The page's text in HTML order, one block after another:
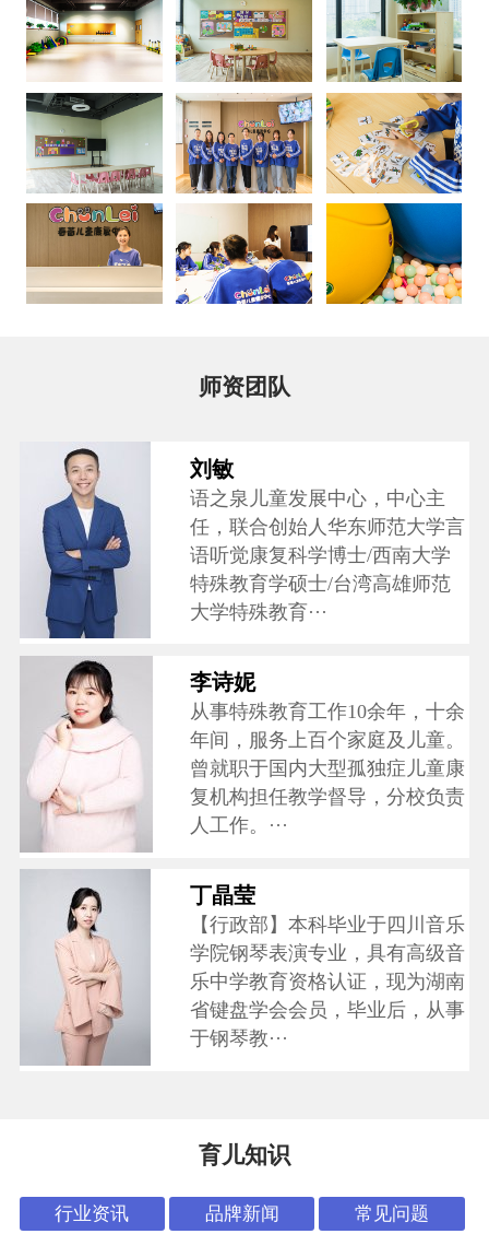
师资团队
刘敏
语之泉儿童发展中心，中心主
任，联合创始人华东师范大学言
语听觉康复科学博士/西南大学
特殊教育学硕士/台湾高雄师范
大学特殊教育···
李诗妮
从事特殊教育工作10余年，十余
年间，服务上百个家庭及儿童。
曾就职于国内大型孤独症儿童康
复机构担任教学督导，分校负责
人工作。···
丁晶莹
【行政部】本科毕业于四川音乐
学院钢琴表演专业，具有高级音
乐中学教育资格认证，现为湖南
省键盘学会会员，毕业后，从事
于钢琴教···
育儿知识
行业资讯 品牌新闻 常见问题